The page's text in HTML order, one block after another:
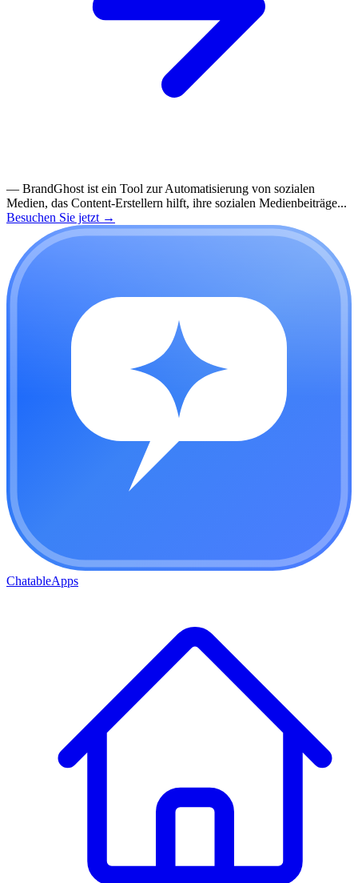
— BrandGhost ist ein Tool zur Automatisierung von sozialen
Medien, das Content-Erstellern hilft, ihre sozialen Medienbeiträge...
Besuchen Sie jetzt →
ChatableApps